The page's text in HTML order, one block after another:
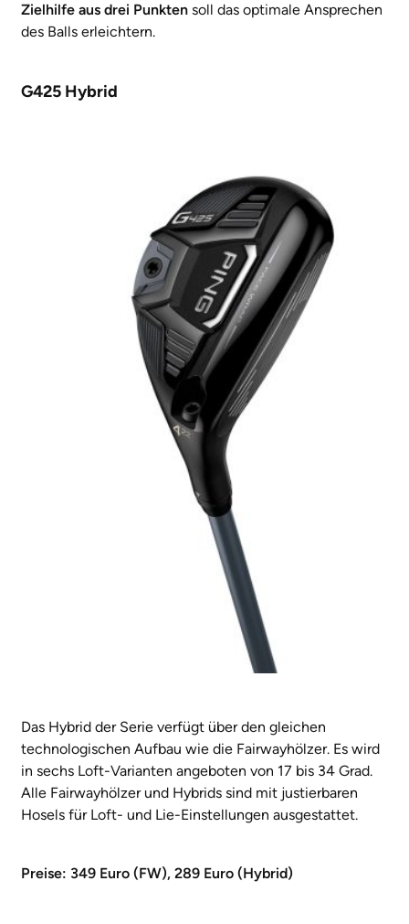
Zielhilfe aus drei Punkten soll das optimale Ansprechen
des Balls erleichtern.
G425 Hybrid
Das Hybrid der Serie verfügt über den gleichen
technologischen Aufbau wie die Fairwayhölzer. Es wird
in sechs Loft-Varianten angeboten von 17 bis 34 Grad.
Alle Fairwayhölzer und Hybrids sind mit justierbaren
Hosels für Loft- und Lie-Einstellungen ausgestattet.
Preise: 349 Euro (FW), 289 Euro (Hybrid)